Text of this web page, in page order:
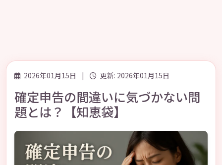
2026年01月15日 | 更新: 2026年01月15日
確定申告の間違いに気づかない問
題とは？【知恵袋】